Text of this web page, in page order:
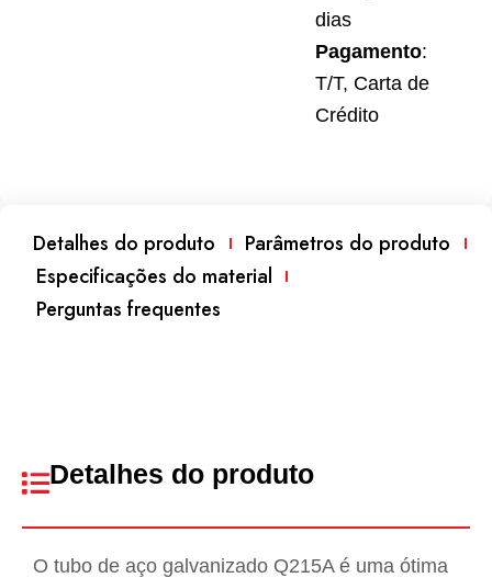
dias
Pagamento:
T/T, Carta de
Crédito
Detalhes do produto
Parâmetros do produto
Especificações do material
Perguntas frequentes
Detalhes do produto
O tubo de aço galvanizado Q215A é uma ótima